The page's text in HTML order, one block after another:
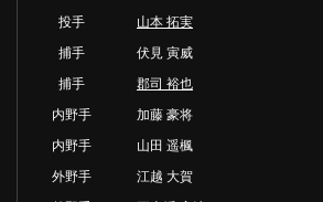
投手
山本 拓実
捕手
伏見 寅威
捕手
郡司 裕也
内野手
加藤 豪将
内野手
山田 遥楓
外野手
江越 大賀